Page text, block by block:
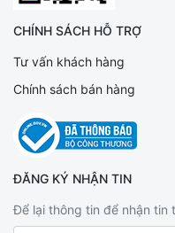
CHÍNH SÁCH HỖ TRỢ
Tư vấn khách hàng
Chính sách bán hàng
ĐĂNG KÝ NHẬN TIN
Để lại thông tin để nhận tin